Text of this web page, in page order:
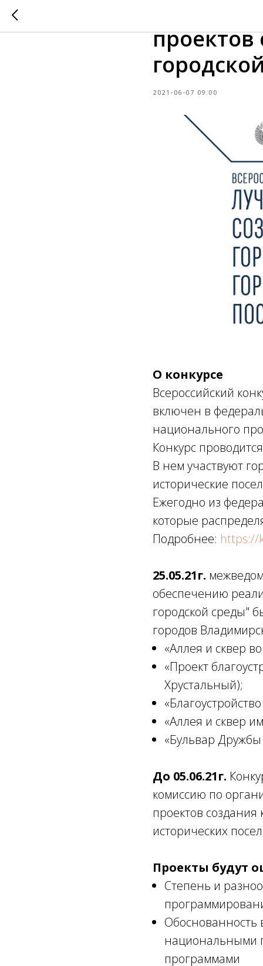
2021-06-07 09:00
О конкурсе
Всероссийский
включен в
национального
Конкурс
В нем участвуют
исторические
Ежегодно из
которые
Подробнее: https://
25.05.21г.
обеспечению
городской среды"
городов
«Аллея и сквер
«Проект
Хрустальный);
«Аллея и сквер
«Бульвар
До 05.06.21г.
комиссию по
проектов
исторических
Проекты будут
Степень и
Обоснованность
национальными
программами